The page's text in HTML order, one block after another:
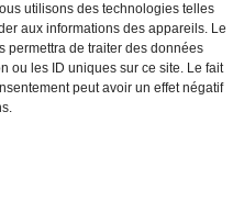
utilisons des technologies telles
aux informations des appareils. Le
permettra de traiter des données
ou les ID uniques sur ce site. Le fait
peut avoir un effet négatif
|